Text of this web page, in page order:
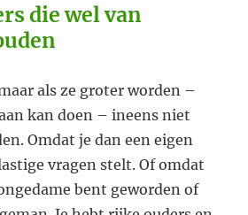
die wel van
als ze groter worden –
kan doen – ineens niet
Omdat je dan een eigen
vragen stelt. Of omdat
bent geworden of